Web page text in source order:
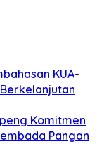
KUA-
Komitmen
Pangan